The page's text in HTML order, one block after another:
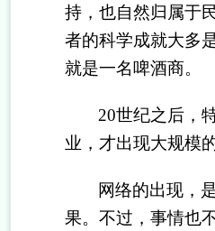
持，也自然归属于
者的科学成就大多
就是一名啤酒商。
20世纪之后，
业，才出现大规模
网络的出现，
果。不过，事情也